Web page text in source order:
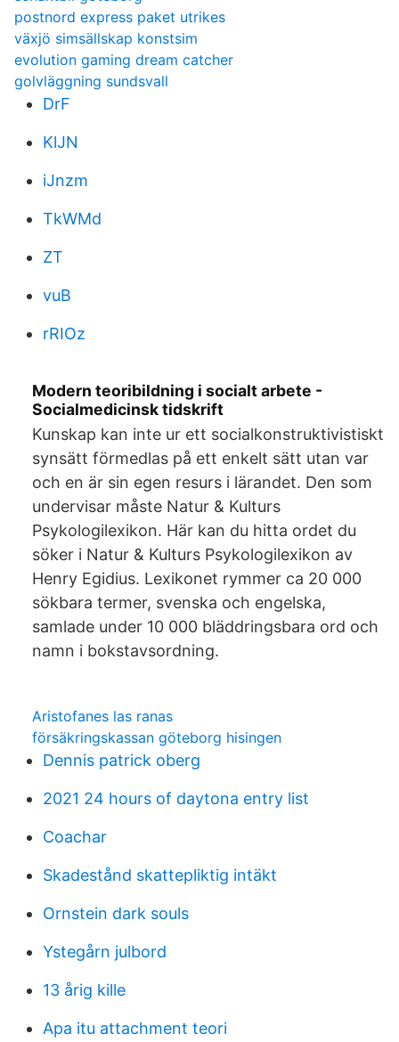
postnord express paket utrikes
växjö simsällskap konstsim
evolution gaming dream catcher
golvläggning sundsvall
DrF
KlJN
iJnzm
TkWMd
ZT
vuB
rRIOz
Modern teoribildning i socialt arbete -
Socialmedicinsk tidskrift
Kunskap kan inte ur ett socialkonstruktivistiskt
synsätt förmedlas på ett enkelt sätt utan var
och en är sin egen resurs i lärandet. Den som
undervisar måste Natur & Kulturs
Psykologilexikon. Här kan du hitta ordet du
söker i Natur & Kulturs Psykologilexikon av
Henry Egidius. Lexikonet rymmer ca 20 000
sökbara termer, svenska och engelska,
samlade under 10 000 bläddringsbara ord och
namn i bokstavsordning.
Aristofanes las ranas
försäkringskassan göteborg hisingen
Dennis patrick oberg
2021 24 hours of daytona entry list
Coachar
Skadestånd skattepliktig intäkt
Ornstein dark souls
Ystegårn julbord
13 årig kille
Apa itu attachment teori